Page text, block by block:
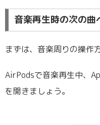
音楽再生時の次の
まずは、音楽周りの操作
AirPodsで音楽再生中、
を開きましょう。